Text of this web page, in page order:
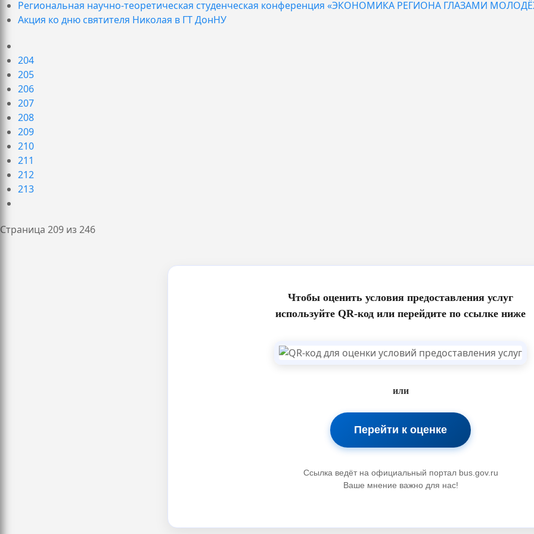
Региональная научно-теоретическая студенческая конференция «ЭКОНОМИКА РЕГИОНА ГЛАЗАМИ
Акция ко дню святителя Николая в ГТ ДонНУ
204
205
206
207
208
209
210
211
212
213
Страница 209 из 246
Чтобы оценить условия предоставления услуг
используйте QR-код или перейдите по ссылке ниже
или
Перейти к оценке
Ссылка ведёт на официальный портал bus.gov.ru
Ваше мнение важно для нас!